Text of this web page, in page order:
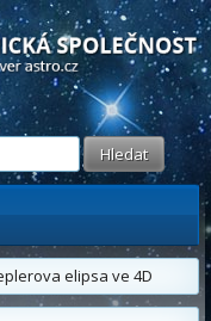
astronomický server
elipsa ve 4D